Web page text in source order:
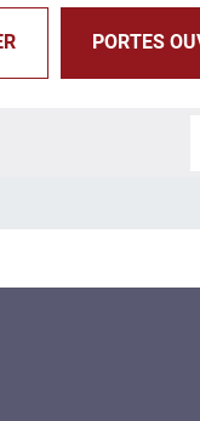
PORTES